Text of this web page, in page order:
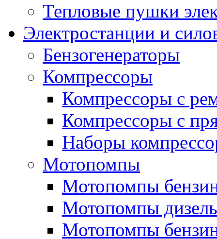
Тепловые пушки
Электростанции и
Бензогенераторы
Компрессоры
Компрессоры с
Компрессоры с
Наборы
Мотопомпы
Мотопомпы
Мотопомпы
Мотопомпы